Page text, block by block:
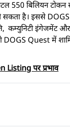
550 बिलियन टोकन
है। इससे
कम्युनिटी इंगेजमेंट
DOGS Quest में
Listing पर प्रभाव